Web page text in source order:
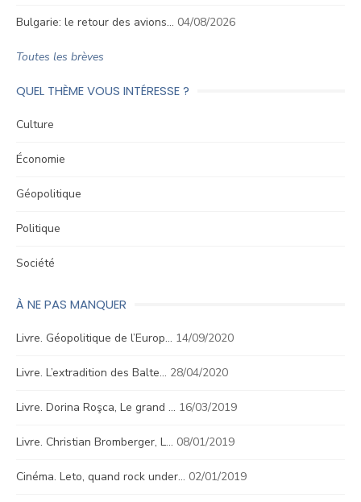
Bulgarie: le retour des avions… 04/08/2026
Toutes les brèves
QUEL THÈME VOUS INTÉRESSE ?
Culture
Économie
Géopolitique
Politique
Société
À NE PAS MANQUER
Livre. Géopolitique de l’Europ… 14/09/2020
Livre. L’extradition des Balte… 28/04/2020
Livre. Dorina Roşca, Le grand … 16/03/2019
Livre. Christian Bromberger, L… 08/01/2019
Cinéma. Leto, quand rock under… 02/01/2019